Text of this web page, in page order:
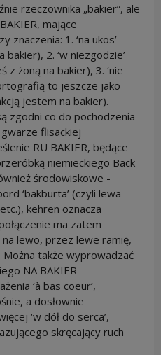
rzeczownika „bakier”, ale
mające
znaczenia: 1. ‘na ukos’
bakier), 2. ‘w niezgodzie’
z żoną na bakier), 3. ‘nie
to jeszcze jako
jestem na bakier).
zgodni co do pochodzenia
flisackiej
RU BAKIER, będące
niemieckiego Back
środowiskowe -
‘bakburta’ (czyli lewa
kehren oznacza
ma zatem
na lewo, przez lewe ramię,
Można także wyprowadzać
NA BAKIER
‘à bas coeur’,
a dosłownie
‘w dół do serca’,
skręcający ruch